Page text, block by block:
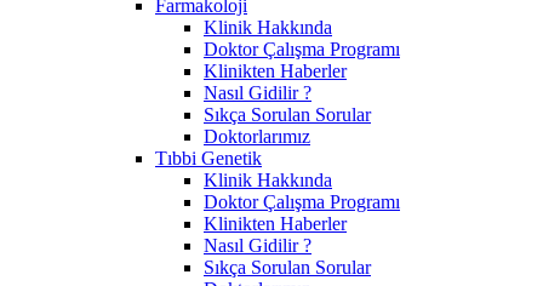
Farmakoloji
Klinik Hakkında
Doktor Çalışma Programı
Klinikten Haberler
Nasıl Gidilir ?
Sıkça Sorulan Sorular
Doktorlarımız
Tıbbi Genetik
Klinik Hakkında
Doktor Çalışma Programı
Klinikten Haberler
Nasıl Gidilir ?
Sıkça Sorulan Sorular